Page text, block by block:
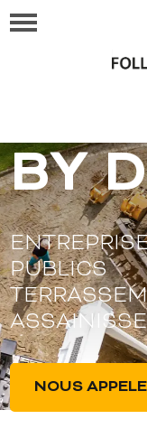
BY
PUBLICS
NOUS